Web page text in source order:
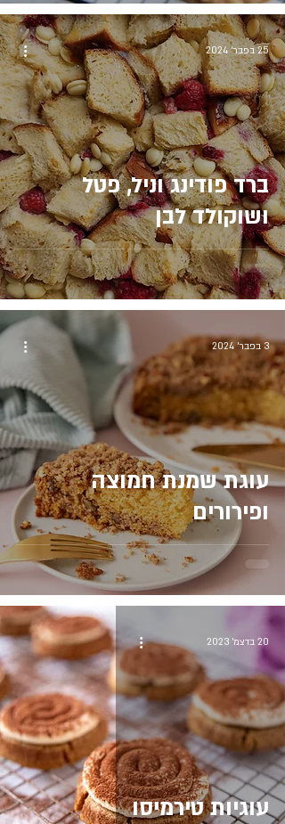
ברד פודינג וניל, פטל
ושוקולד לבן
25 בפבר׳ 2024
עוגת שמנת חמוצה
ופירורים
3 בפבר׳ 2024
עוגיות טירמיסו
20 בדצמ׳ 2023